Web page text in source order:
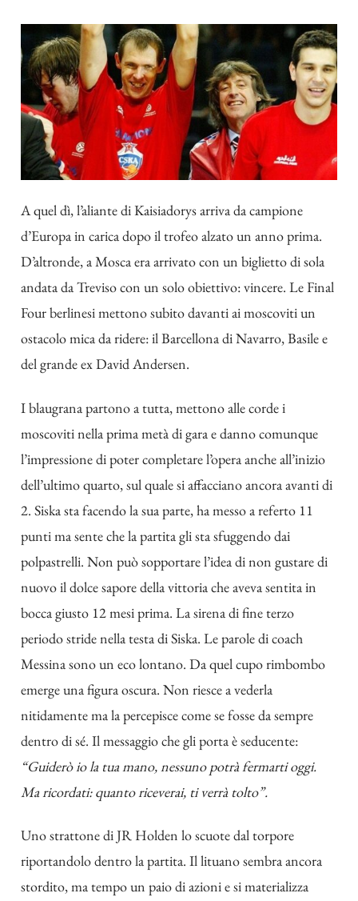
A quel dì, l’aliante di Kaisiadorys arriva da campione
d’Europa in carica dopo il trofeo alzato un anno prima.
D’altronde, a Mosca era arrivato con un biglietto di sola
andata da Treviso con un solo obiettivo: vincere. Le Final
Four berlinesi mettono subito davanti ai moscoviti un
ostacolo mica da ridere: il Barcellona di Navarro, Basile e
del grande ex David Andersen.
I blaugrana partono a tutta, mettono alle corde i
moscoviti nella prima metà di gara e danno comunque
l’impressione di poter completare l’opera anche all’inizio
dell’ultimo quarto, sul quale si affacciano ancora avanti di
2. Siska sta facendo la sua parte, ha messo a referto 11
punti ma sente che la partita gli sta sfuggendo dai
polpastrelli. Non può sopportare l’idea di non gustare di
nuovo il dolce sapore della vittoria che aveva sentita in
bocca giusto 12 mesi prima. La sirena di fine terzo
periodo stride nella testa di Siska. Le parole di coach
Messina sono un eco lontano. Da quel cupo rimbombo
emerge una figura oscura. Non riesce a vederla
nitidamente ma la percepisce come se fosse da sempre
dentro di sé. Il messaggio che gli porta è seducente:
“Guiderò io la tua mano, nessuno potrà fermarti oggi.
Ma ricordati: quanto riceverai, ti verrà tolto”.
Uno strattone di JR Holden lo scuote dal torpore
riportandolo dentro la partita. Il lituano sembra ancora
stordito, ma tempo un paio di azioni e si materializza